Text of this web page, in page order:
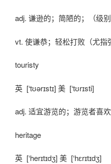
adj. 谦逊的；简陋的；（级
vt. 使谦恭；轻松打败（尤指
touristy
英 [‘tʊərɪstɪ] 美 [‘tʊrɪsti]
adj. 适宜游览的；游览者喜
heritage
英 [‘herɪtɪdʒ] 美 [‘hɛrɪtɪdʒ]